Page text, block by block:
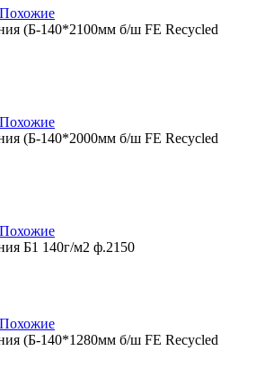
Похожие
(Б-140*2100мм б/ш FE Recycled
Похожие
(Б-140*2000мм б/ш FE Recycled
Похожие
Б1 140г/м2 ф.2150
Похожие
(Б-140*1280мм б/ш FE Recycled